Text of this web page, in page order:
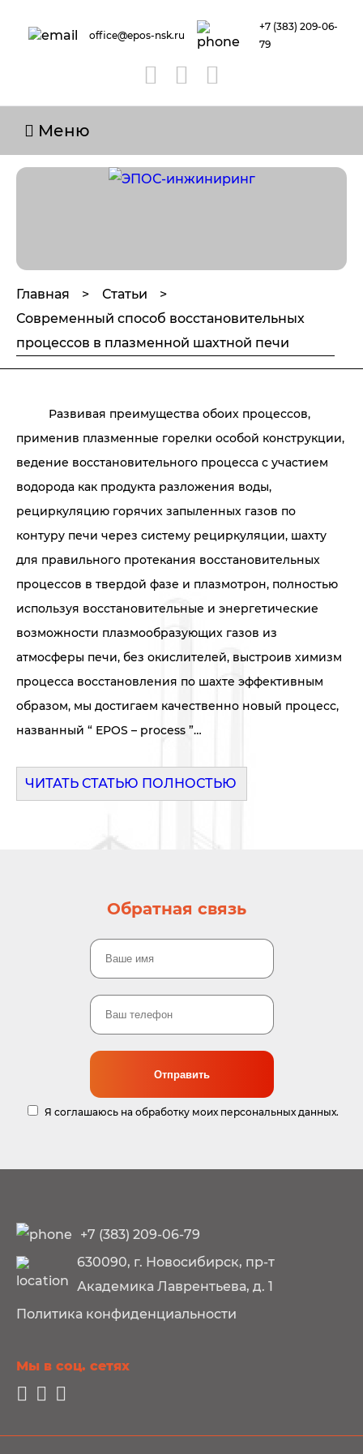
office@epos-nsk.ru
+7 (383) 209-06-
79
Меню
Главная
Статьи
Современный способ восстановительных
процессов в плазменной шахтной печи
Развивая преимущества обоих процессов,
применив плазменные горелки особой конструкции,
ведение восстановительного процесса с участием
водорода как продукта разложения воды,
рециркуляцию горячих запыленных газов по
контуру печи через систему рециркуляции, шахту
для правильного протекания восстановительных
процессов в твердой фазе и плазмотрон, полностью
используя восстановительные и энергетические
возможности плазмообразующих газов из
атмосферы печи, без окислителей, выстроив химизм
процесса восстановления по шахте эффективным
образом, мы достигаем качественно новый процесс,
названный “ EPOS – process ”…
ЧИТАТЬ СТАТЬЮ ПОЛНОСТЬЮ
Обратная связь
Я соглашаюсь на обработку моих персональных данных.
+7 (383) 209-06-79
630090, г. Новосибирск, пр-т
Академика Лаврентьева, д. 1
Политика конфиденциальности
Мы в соц. сетях